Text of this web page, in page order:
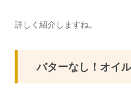
詳しく紹介しますね。
バターなし！オイ